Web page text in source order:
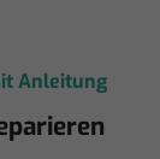
Anleitung